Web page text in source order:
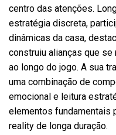
centro das atenções.
estratégia discreta,
dinâmicas da casa,
construiu alianças que
ao longo do jogo. A sua
uma combinação de
emocional e leitura
elementos fundamentais
reality de longa duração.